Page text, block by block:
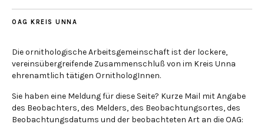
OAG KREIS UNNA
Die ornithologische Arbeitsgemeinschaft ist der lockere,
vereinsübergreifende Zusammenschluß von im Kreis Unna
ehrenamtlich tätigen OrnithologInnen.
Sie haben eine Meldung für diese Seite? Kurze Mail mit Angabe
des Beobachters, des Melders, des Beobachtungsortes, des
Beobachtungsdatums und der beobachteten Art an die OAG: